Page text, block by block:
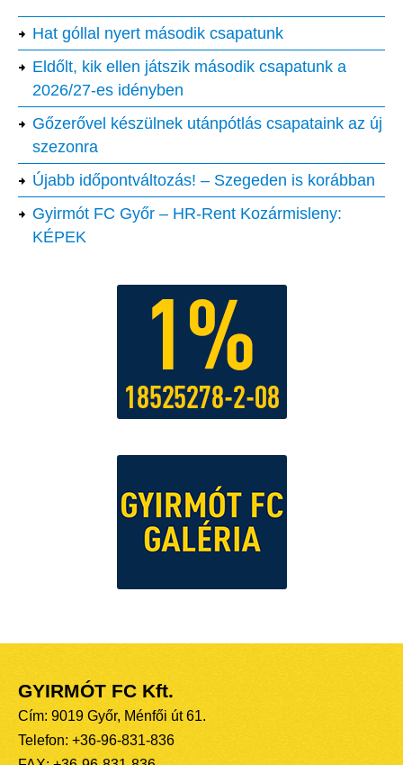
Hat góllal nyert második csapatunk
Eldőlt, kik ellen játszik második csapatunk a
2026/27-es idényben
Gőzerővel készülnek utánpótlás csapataink az új
szezonra
Újabb időpontváltozás! – Szegeden is korábban
Gyirmót FC Győr – HR-Rent Kozármisleny:
KÉPEK
GYIRMÓT FC Kft.
Cím: 9019 Győr, Ménfői út 61.
Telefon: +36-96-831-836